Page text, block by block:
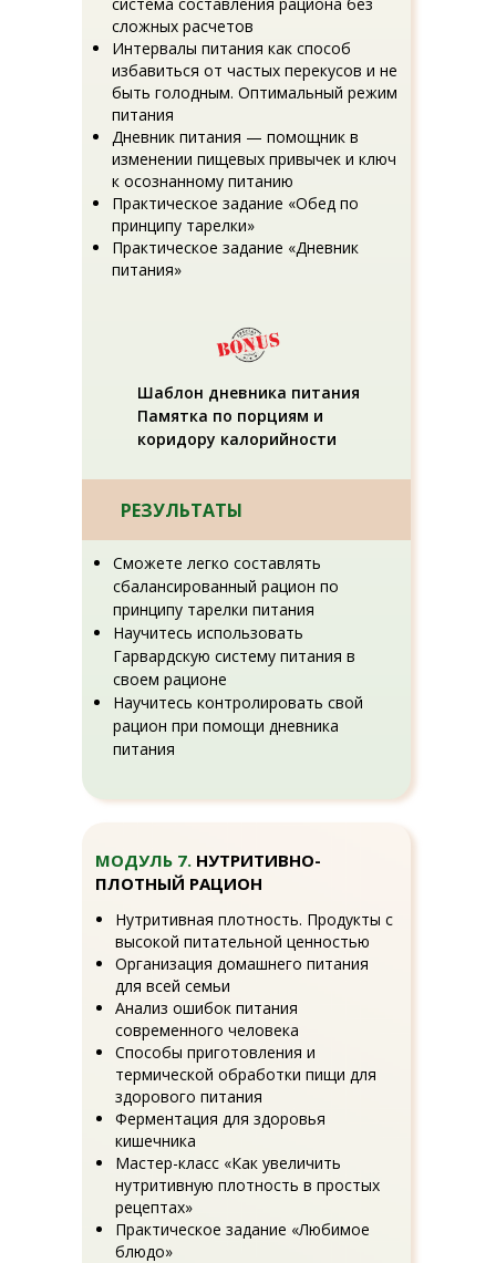
сложных расчетов
Интервалы питания как способ
избавиться от частых перекусов и не
быть голодным. Оптимальный режим
питания
Дневник питания — помощник в
изменении пищевых привычек и ключ
к осознанному питанию
Практическое задание «Обед по
принципу тарелки»
Практическое задание «Дневник
питания»
Сможете легко составлять
сбалансированный рацион по
принципу тарелки питания
Научитесь использовать
Гарвардскую систему питания в
своем рационе
Научитесь контролировать свой
рацион при помощи дневника
питания
Нутритивная плотность. Продукты с
высокой питательной ценностью
Организация домашнего питания
для всей семьи
Анализ ошибок питания
современного человека
Способы приготовления и
термической обработки пищи для
здорового питания
Ферментация для здоровья
кишечника
Мастер-класс «Как увеличить
нутритивную плотность в простых
рецептах»
Практическое задание «Любимое
блюдо»
МОДУЛЬ 7. НУТРИТИВНО-
ПЛОТНЫЙ РАЦИОН
РЕЗУЛЬТАТЫ
Шаблон дневника питания
Памятка по порциям и
коридору калорийности